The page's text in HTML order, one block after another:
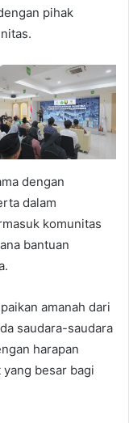
pihak
dengan
dalam
komunitas
bantuan
amanah dari
saudara-saudara
harapan
besar bagi